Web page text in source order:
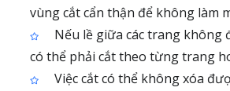
vùng cắt cẩn thận để không làm
Nếu lề giữa các trang không
có thể phải cắt theo từng trang
Việc cắt có thể không xóa